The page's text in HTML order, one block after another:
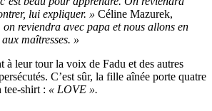
lui expliquer. » Céline Mazurek,
on reviendra avec papa et nous allons en
maîtresses. »
à leur tour la voix de Fadu et des autres
C’est sûr, la fille aînée porte quatre
tee-shirt : « LOVE ».